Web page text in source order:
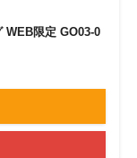
限定 GO03‐0